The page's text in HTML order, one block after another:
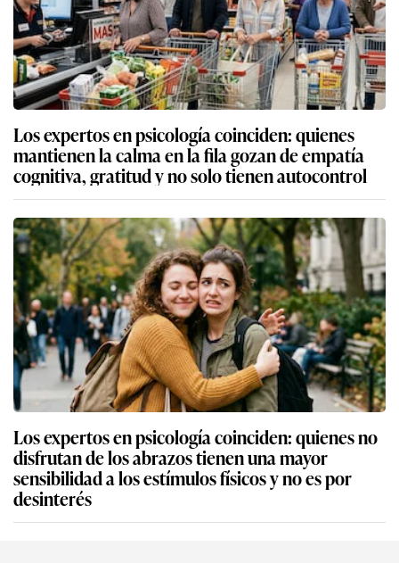
Los expertos en psicología coinciden: quienes
mantienen la calma en la fila gozan de empatía
cognitiva, gratitud y no solo tienen autocontrol
Los expertos en psicología coinciden: quienes no
disfrutan de los abrazos tienen una mayor
sensibilidad a los estímulos físicos y no es por
desinterés